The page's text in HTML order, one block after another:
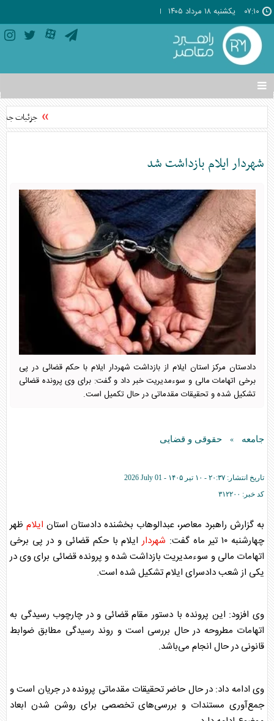
۰۷:۱۰ يکشنبه ۱۸ مرداد ۱۴۰۵
تغییر
وضعیت
منوی
ها
جزئیات جدید
شهردار ایلام بازداشت شد
دادستان مرکز استان ایلام از بازداشت شهردار ایلام با حکم قضائی در پی
برخی اتهامات مالی و سوءمدیریت خبر داد و گفت: برای وی پرونده قضائی
تشکیل شده و تحقیقات مقدماتی در حال تکمیل است.
جامعه » حقوقی و قضایی
تاریخ انتشار: ۲۰:۳۷ - ۱۰ تير ۱۴۰۵ -
2026 July 01
کد خبر: ۳۱۲۲۰۰
به گزارش راهبرد معاصر، عبدالوهاب بخشنده دادستان استان ایلام ظهر
چهارشنبه ۱۰ تیر ماه گفت:
شهردار ایلامبا حکم قضائی و در پی برخی
اتهامات مالی و سوءمدیریت بازداشت شده و پرونده قضائی برای وی در
یکی از شعب دادسرای ایلامتشکیل شده است.
وی افزود: این پرونده با دستور مقام قضائی و در چارچوب رسیدگی به
اتهامات مطروحه در حال بررسی است و روند رسیدگی مطابق ضوابط
قانونی در حال انجام می‌باشد.
وی ادامه داد: در حال حاضر تحقیقات مقدماتی پرونده در جریان است و
جمع‌آوری مستندات و بررسی‌های تخصصی برای روشن شدن ابعاد